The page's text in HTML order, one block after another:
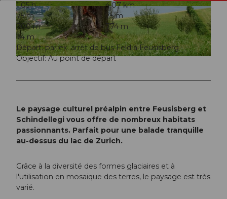
© Einsiedeln-Ybrig-Zürichsee AG
© Einsiedeln-Ybrig-Zürichsee AG © Einsiedeln-Ybrig-Zürichsee AG
1:05 h
4,07 km
75 m
75 m
700 m
774 m
74 m
Départ: par ex. arrêt de bus Feld à Feusisberg
Objectif: Au point de départ
Le paysage culturel préalpin entre Feusisberg et
Schindellegi vous offre de nombreux habitats
passionnants. Parfait pour une balade tranquille
au-dessus du lac de Zurich.
Grâce à la diversité des formes glaciaires et à
l'utilisation en mosaïque des terres, le paysage est très
varié.